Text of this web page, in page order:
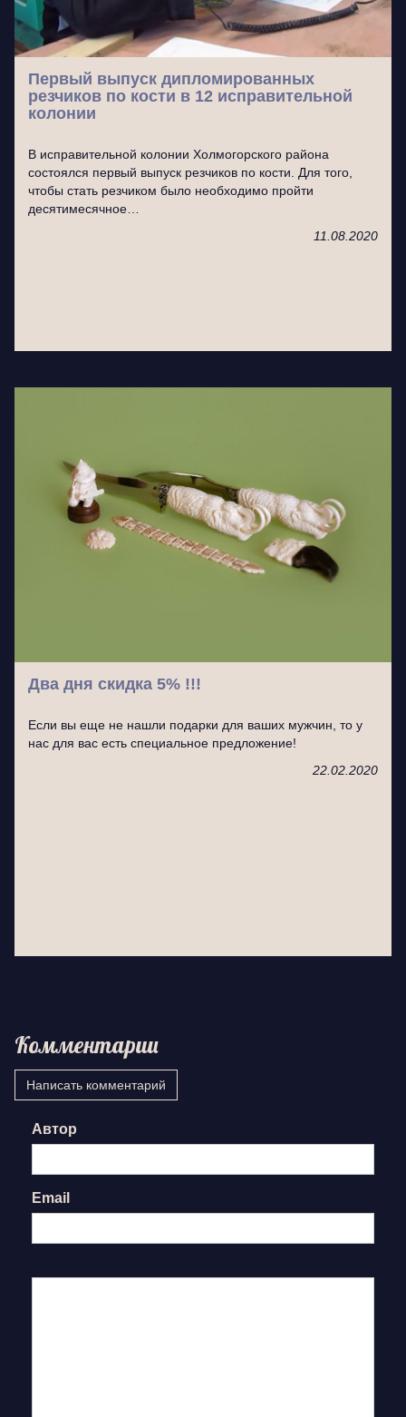
Первый выпуск дипломированных
резчиков по кости в 12 исправительной
колонии
В исправительной колонии Холмогорского района
состоялся первый выпуск резчиков по кости. Для того,
чтобы стать резчиком было необходимо пройти
десятимесячное…
11.08.2020
Два дня скидка 5% !!!
Если вы еще не нашли подарки для ваших мужчин, то у
нас для вас есть специальное предложение!
22.02.2020
Комментарии
Написать комментарий
Автор
Email